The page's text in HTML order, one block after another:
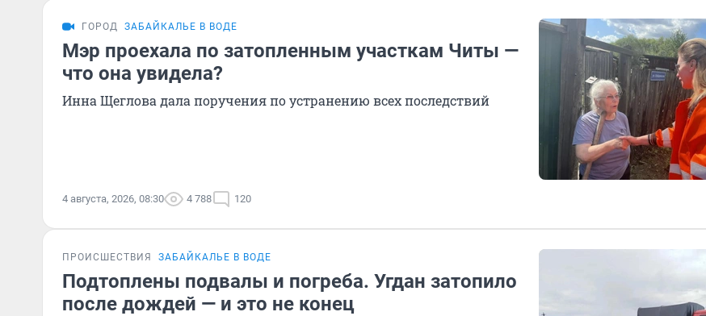
ГОРОД ЗАБАЙКАЛЬЕ В ВОДЕ
Мэр проехала по затопленным участкам Читы —
что она увидела?
Инна Щеглова дала поручения по устранению всех последствий
4 августа, 2026, 08:30 4 788 120
ПРОИСШЕСТВИЯ ЗАБАЙКАЛЬЕ В ВОДЕ
Подтоплены подвалы и погреба. Угдан затопило
после дождей — и это не конец